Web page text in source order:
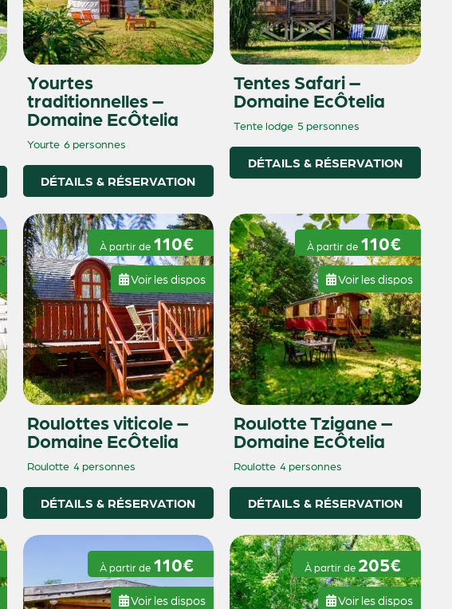
Yourtes
traditionnelles –
Domaine EcÔtelia
Yourte 6 personnes
DÉTAILS & RÉSERVATION
Tentes Safari –
Domaine EcÔtelia
Tente lodge 5 personnes
DÉTAILS & RÉSERVATION
À partir de 110€
Voir les dispos
Roulottes viticole –
Domaine EcÔtelia
Roulotte 4 personnes
DÉTAILS & RÉSERVATION
À partir de 110€
Voir les dispos
Roulotte Tzigane –
Domaine EcÔtelia
Roulotte 4 personnes
DÉTAILS & RÉSERVATION
À partir de 110€
Voir les dispos
À partir de 205€
Voir les dispos